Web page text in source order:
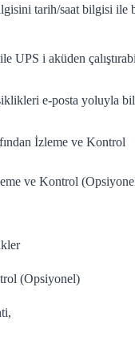
tarih/saat bilgisi ile
UPS i aküden
e-posta yoluyla
İzleme ve Kontrol
ve Kontrol
(Opsiyonel)